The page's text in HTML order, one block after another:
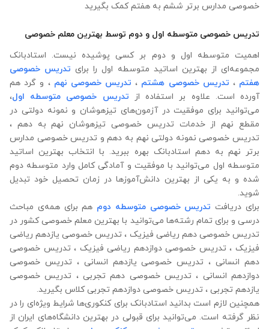
خصوصی مدارس برتر ششم به هفتم کمک بگیرید
تدریس خصوصی متوسطه اول و دوم توسط بهترین معلم خصوصی
اهمیت متوسطه اول و دوم بر کسی پوشیده نیست. استادبانک
مجموعه‌ای از بهترین اساتید متوسطه اول را برای تدریس خصوصی
هفتم، تدریس خصوصی هشتم ، تدریس خصوصی نهم، و گرد هم
آورده است. علاوه ‌بر استفاده از تدریس خصوصی متوسطه اول،
می‌توانید برای موفقیت در آزمون‌های تیزهوشان و نمونه دولتی در
مقطع نهم از خدمات تدریس خصوصی تیزهوشان نهم به دهم ،
تدریس خصوصی نمونه دولتی نهم به دهم و تدریس خصوصی مدارس
برتر نهم به دهم استادبانک بهره‌ ببرید. با انتخاب بهترین اساتید
متوسطه اول می‌توانید با موفقیت و آمادگی کامل وارد متوسطه دوم
شده و به یکی از بهترین دانش‌آموزها در زمان تحصیل خود تبدیل
شوید.
برای دریافت تدریس خصوصی متوسطه دوم هم برای همه‌ی مباحث
درسی و برای تمام رشته‌ها می‌‌‌‌‌‌توانید با بهترین معلم خصوصی کشور در
تدریس خصوصی دهم ریاضی فیزیک ، تدریس خصوصی یازدهم ریاضی
فیزیک ، تدریس خصوصی دوازدهم ریاضی فیزیک ، تدریس خصوصی
دهم انسانی ، تدریس خصوصی یازدهم انسانی ، تدریس خصوصی
دوازدهم انسانی ، تدریس خصوصی دهم تجربی ، تدریس خصوصی
یازدهم تجربی ، تدریس خصوصی دوازدهم تجربی کلاس بگیرید.
همچنین لازم است بدانید استادبانک برای کنکوری‌ها شرایط ویژه‌ای را در
نظر گرفته است. می‌توانید برای قبولی در بهترین دانشگاه‌های ایران از